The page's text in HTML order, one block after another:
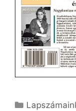
Kategória